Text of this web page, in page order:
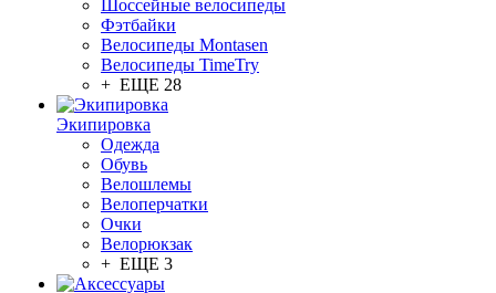
Шоссейные велосипеды
Фэтбайки
Велосипеды Montasen
Велосипеды TimeTry
+ ЕЩЕ 28
Экипировка
Одежда
Обувь
Велошлемы
Велоперчатки
Очки
Велорюкзак
+ ЕЩЕ 3